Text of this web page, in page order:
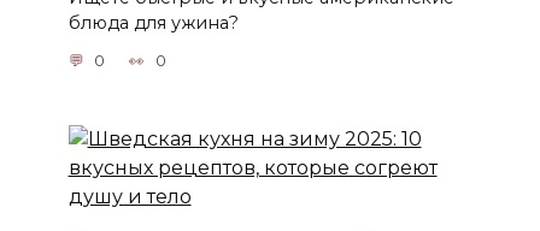
блюда для ужина?
0 0